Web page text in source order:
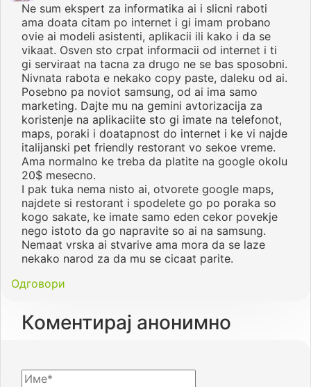
Ne sum ekspert za informatika ai i slicni raboti
ama doata citam po internet i gi imam probano
ovie ai modeli asistenti, aplikacii ili kako i da se
vikaat. Osven sto crpat informacii od internet i ti
gi serviraat na tacna za drugo ne se bas sposobni.
Nivnata rabota e nekako copy paste, daleku od ai.
Posebno pa noviot samsung, od ai ima samo
marketing. Dajte mu na gemini avtorizacija za
koristenje na aplikaciite sto gi imate na telefonot,
maps, poraki i doatapnost do internet i ke vi najde
italijanski pet friendly restorant vo sekoe vreme.
Ama normalno ke treba da platite na google okolu
20$ mesecno.
I pak tuka nema nisto ai, otvorete google maps,
najdete si restorant i spodelete go po poraka so
kogo sakate, ke imate samo eden cekor povekje
nego istoto da go napravite so ai na samsung.
Nemaat vrska ai stvarive ama mora da se laze
nekako narod za da mu se cicaat parite.
Одговори
Коментирај анонимно